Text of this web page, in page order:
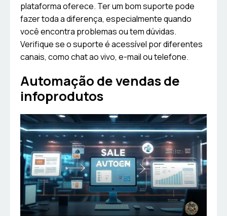
plataforma oferece. Ter um bom suporte pode
fazer toda a diferença, especialmente quando
você encontra problemas ou tem dúvidas.
Verifique se o suporte é acessível por diferentes
canais, como chat ao vivo, e-mail ou telefone.
Automação de vendas de
infoprodutos